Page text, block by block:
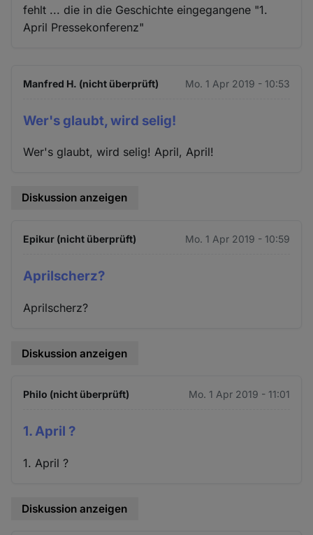
fehlt ... die in die Geschichte eingegangene "1.
April Pressekonferenz"
Manfred H. (nicht überprüft) Mo. 1 Apr 2019 - 10:53
Wer's glaubt, wird selig!
Wer's glaubt, wird selig! April, April!
Diskussion anzeigen
Epikur (nicht überprüft) Mo. 1 Apr 2019 - 10:59
Aprilscherz?
Aprilscherz?
Diskussion anzeigen
Philo (nicht überprüft) Mo. 1 Apr 2019 - 11:01
1. April ?
1. April ?
Diskussion anzeigen